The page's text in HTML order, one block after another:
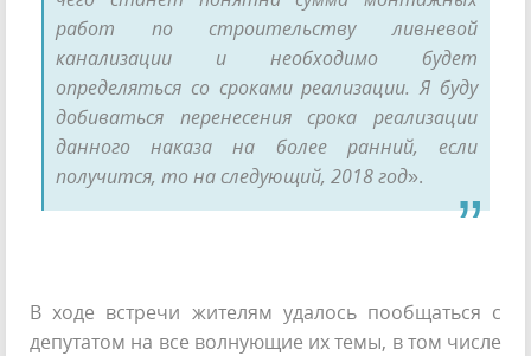
работ по строительству ливневой
канализации и необходимо будет
определяться со сроками реализации. Я буду
добиваться перенесения срока реализации
данного наказа на более ранний, если
получится, то на следующий, 2018 год».
В ходе встречи жителям удалось пообщаться с
депутатом на все волнующие их темы, в том числе